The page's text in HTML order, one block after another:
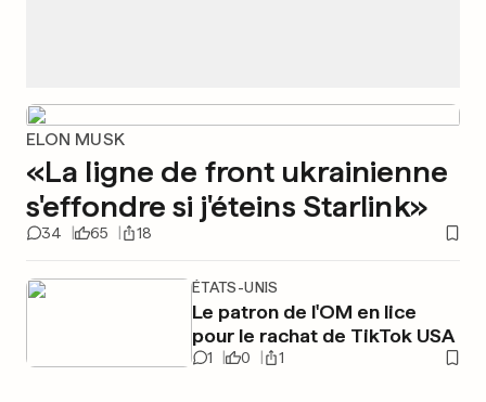
ELON MUSK
«La ligne de front ukrainienne
s'effondre si j'éteins Starlink»
34 65 18
ÉTATS-UNIS
Le patron de l'OM en lice
pour le rachat de TikTok USA
1 0 1